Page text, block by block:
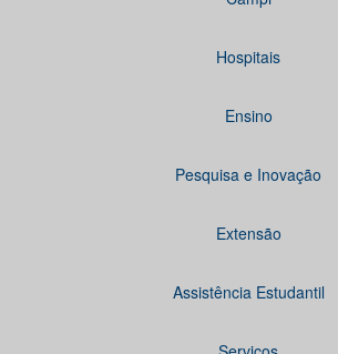
Hospitais
Ensino
Pesquisa e Inovação
Extensão
Assistência Estudantil